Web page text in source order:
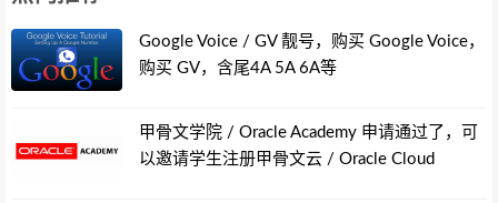
Google Voice / GV 靓号，购买 Google Voice，
购买 GV，含尾4A 5A 6A等
甲骨文学院 / Oracle Academy 申请通过了，可
以邀请学生注册甲骨文云 / Oracle Cloud